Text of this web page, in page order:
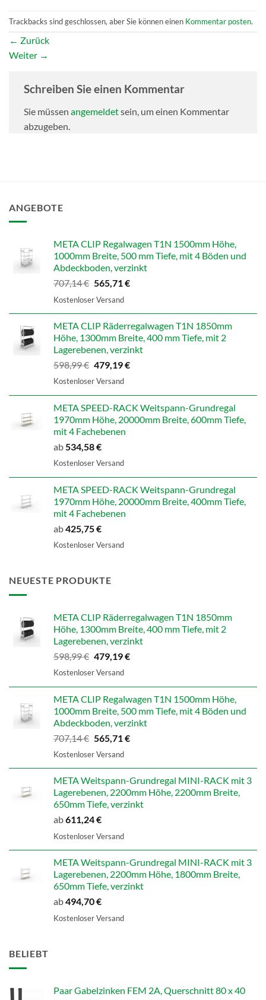
Trackbacks sind geschlossen, aber Sie können einen Kommentar posten.
← Zurück
Weiter →
Schreiben Sie einen Kommentar
Sie müssen angemeldetsein, um einen Kommentar
abzugeben.
ANGEBOTE
META CLIP Regalwagen T1N 1500mm Höhe,
1000mm Breite, 500 mm Tiefe, mit 4 Böden und
Abdeckboden, verzinkt
707,14€ Ursprünglicher
Preis
565,71€Aktueller
Kostenloser Versand
META CLIP Räderregalwagen T1N 1850mm
Höhe, 1300mm Breite, 400 mm Tiefe, mit 2
Lagerebenen, verzinkt
598,99€ Ursprünglicher
Preis
479,19€Aktueller
Kostenloser Versand
META SPEED-RACK Weitspann-Grundregal
1970mm Höhe, 20000mm Breite, 600mm Tiefe,
mit 4 Fachebenen
ab 534,58€
Kostenloser Versand
META SPEED-RACK Weitspann-Grundregal
1970mm Höhe, 20000mm Breite, 400mm Tiefe,
mit 4 Fachebenen
ab425,75€
Kostenloser Versand
NEUESTE PRODUKTE
META CLIP Räderregalwagen T1N 1850mm
Höhe, 1300mm Breite, 400 mm Tiefe, mit 2
Lagerebenen, verzinkt
598,99€ Ursprünglicher
Preis
479,19€Aktueller
Kostenloser Versand
META CLIP Regalwagen T1N 1500mm Höhe,
1000mm Breite, 500 mm Tiefe, mit 4 Böden und
Abdeckboden, verzinkt
707,14€ Ursprünglicher
Preis
565,71 €Aktueller
Kostenloser Versand
META Weitspann-Grundregal MINI-RACK mit 3
Lagerebenen, 2200mm Höhe, 2200mm Breite,
650mm Tiefe, verzinkt
ab611,24€
Kostenloser Versand
META Weitspann-Grundregal MINI-RACK mit 3
Lagerebenen, 2200mm Höhe, 1800mm Breite,
650mm Tiefe, verzinkt
ab494,70€
Kostenloser Versand
BELIEBT
Paar Gabelzinken FEM 2A, Querschnitt 80 x 40